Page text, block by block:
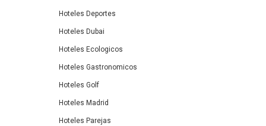
Hoteles Deportes
Hoteles Dubai
Hoteles Ecologicos
Hoteles Gastronomicos
Hoteles Golf
Hoteles Madrid
Hoteles Parejas